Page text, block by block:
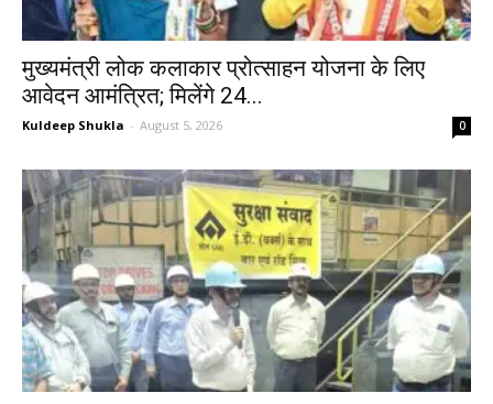
मुख्यमंत्री लोक कलाकार प्रोत्साहन योजना के लिए
आवेदन आमंत्रित; मिलेंगे 24...
Kuldeep Shukla - August 5, 2026 0